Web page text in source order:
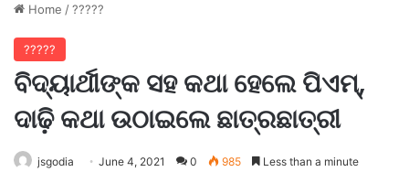
Home /?????
?????
ବିଦ୍ୟାର୍ଥୀଙ୍କ ସହ କଥା ହେଲେ ପିଏମ୍,
ଦାଢ଼ି କଥା ଉଠାଇଲେ ଛାତ୍ରଛାତ୍ରୀ
jsgodia June 4, 2021 0 985 Less than a minute